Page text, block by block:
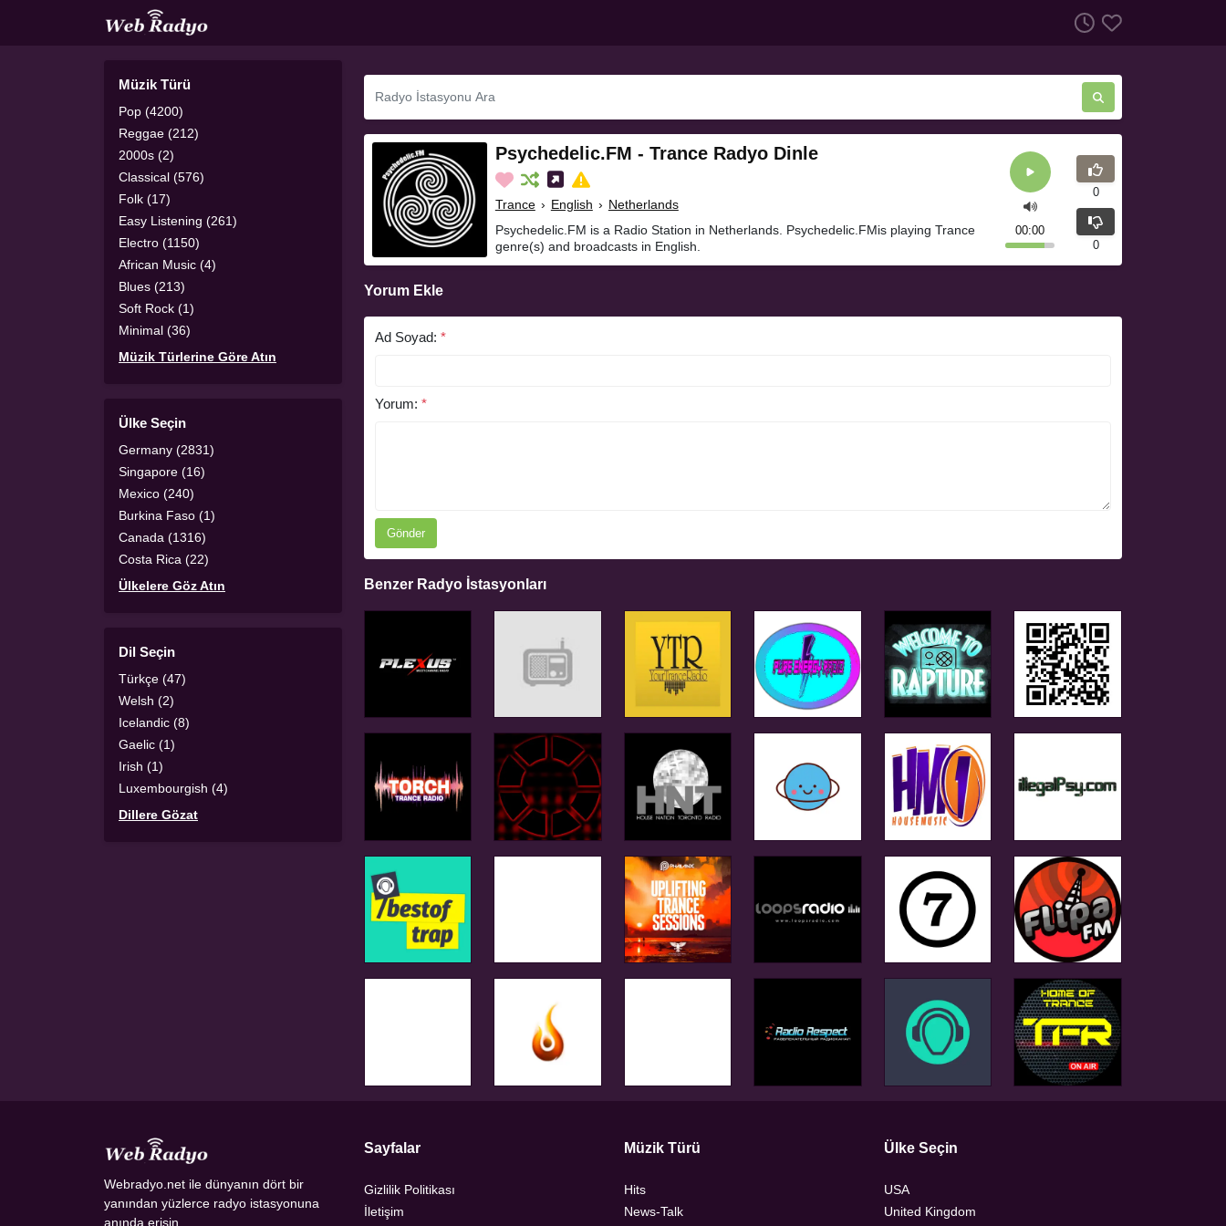
Müzik Türü
Pop (4200)
Reggae (212)
2000s (2)
Classical (576)
Folk (17)
Easy Listening (261)
Electro (1150)
African Music (4)
Blues (213)
Soft Rock (1)
Minimal (36)
Müzik Türlerine Göre Atın
Ülke Seçin
Germany (2831)
Singapore (16)
Mexico (240)
Burkina Faso (1)
Canada (1316)
Costa Rica (22)
Ülkelere Göz Atın
Dil Seçin
Türkçe (47)
Welsh (2)
Icelandic (8)
Gaelic (1)
Irish (1)
Luxembourgish (4)
Dillere Gözat
Psychedelic.FM - Trance Radyo Dinle
Trance › English › Netherlands
Psychedelic.FM is a Radio Station in Netherlands. Psychedelic.FMis playing Trance
genre(s) and broadcasts in English.
00:00
0
0
Yorum Ekle
Ad Soyad: *
Yorum: *
Gönder
Benzer Radyo İstasyonları
Webradyo.net ile dünyanın dört bir
yanından yüzlerce radyo istasyonuna
anında erişin.
Sayfalar
Gizlilik Politikası
İletişim
Müzik Türü
Hits
News-Talk
Ülke Seçin
USA
United Kingdom